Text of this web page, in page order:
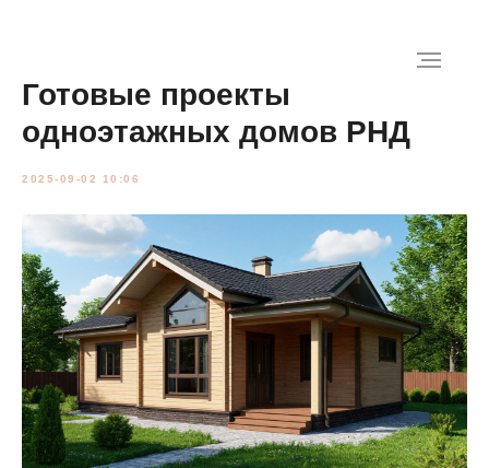
Готовые проекты
одноэтажных домов РНД
2025-09-02 10:06